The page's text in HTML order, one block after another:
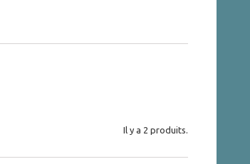
Il y a 2 produits.